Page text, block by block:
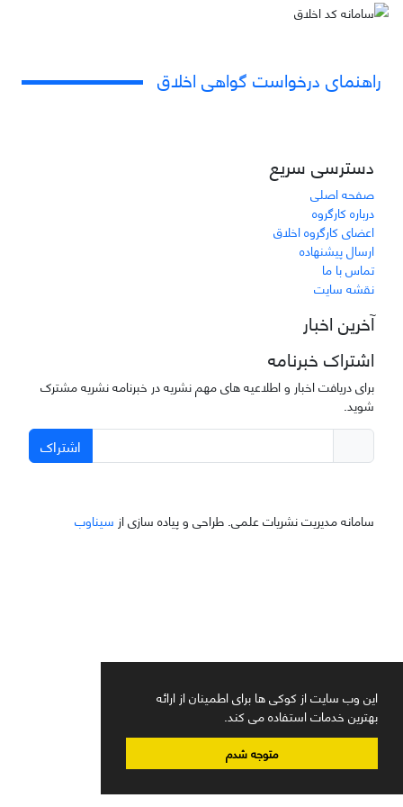
این وب سایت از کوکی ها برای اطمینان از ارائه
بهترین خدمات استفاده می کند.
متوجه شدم
راهنمای درخواست گواهی اخلاق
دسترسی سریع
صفحه اصلی
درباره کارگروه
اعضای کارگروه اخلاق
ارسال پیشنهاده
تماس با ما
نقشه سایت
آخرین اخبار
اشتراک خبرنامه
برای دریافت اخبار و اطلاعیه های مهم نشریه در خبرنامه نشریه مشترک
شوید.
اشتراک
سامانه مدیریت نشریات علمی. طراحی و پیاده سازی از سیناوب